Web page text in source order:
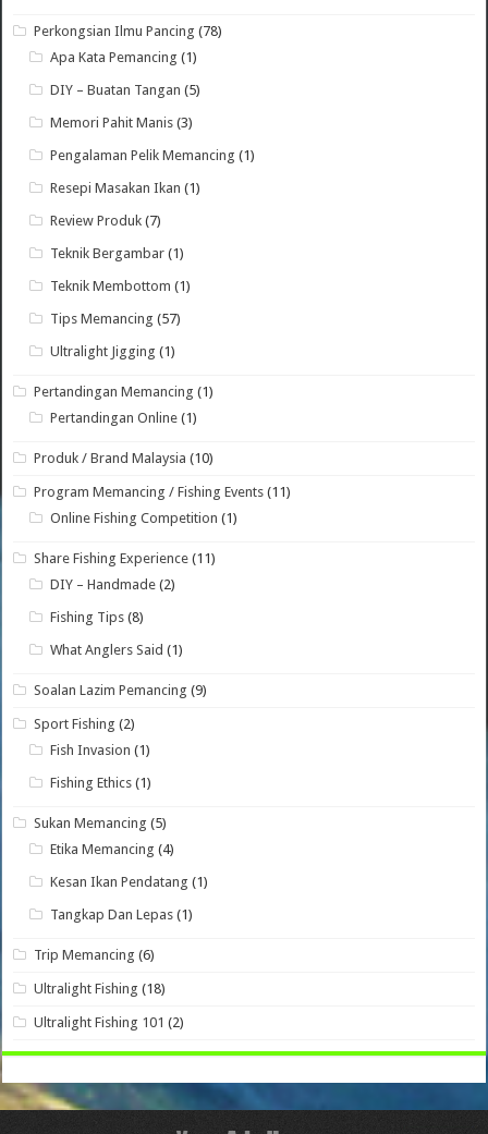
Perkongsian Ilmu Pancing (78)
Apa Kata Pemancing (1)
DIY – Buatan Tangan (5)
Memori Pahit Manis (3)
Pengalaman Pelik Memancing (1)
Resepi Masakan Ikan (1)
Review Produk (7)
Teknik Bergambar (1)
Teknik Membottom (1)
Tips Memancing (57)
Ultralight Jigging (1)
Pertandingan Memancing (1)
Pertandingan Online (1)
Produk / Brand Malaysia (10)
Program Memancing / Fishing Events (11)
Online Fishing Competition (1)
Share Fishing Experience (11)
DIY – Handmade (2)
Fishing Tips (8)
What Anglers Said (1)
Soalan Lazim Pemancing (9)
Sport Fishing (2)
Fish Invasion (1)
Fishing Ethics (1)
Sukan Memancing (5)
Etika Memancing (4)
Kesan Ikan Pendatang (1)
Tangkap Dan Lepas (1)
Trip Memancing (6)
Ultralight Fishing (18)
Ultralight Fishing 101 (2)